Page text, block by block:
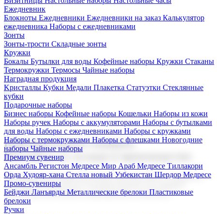
Ежедневник
Блокноты Ежедневники Ежедневники на заказ Калькулятор
ежедневника Наборы с ежедневниками
Зонты
Зонты-трости Складные зонты
Кружки
Бокалы Бутылки для воды Кофейные наборы Кружки Стаканы
Термокружки Термосы Чайные наборы
Наградная продукция
Kристаллы Кубки Медали Плакетка Статуэтки Стеклянные
кубки
Подарочные наборы
Бизнес наборы Кофейные наборы Кошельки Наборы из кожи
Наборы ручек Наборы с аккумуляторами Наборы с бутылками
для воды Наборы с ежедневниками Наборы с кружками
Наборы с термокружками Наборы с флешками Новогодние
наборы Чайные наборы
Премиум сувенир
Ансамбль Регистон Медресе Мир Араб Медресе Тиллакори
Орда Худояр-хана Стелла новый Узбекистан Шердор Медресе
Промо-сувениры
Бейджи Ланъярды Металлические брелоки Пластиковые
брелоки
Ручки
Корпоративные подарки
Поставка со склада и производство
Мы предлагаем широкий выбор корпоративных подарков и
сувениров с логотипом. В нашем каталоге вы найдете
продукцию для бизнеса, мероприятия и клиентов.